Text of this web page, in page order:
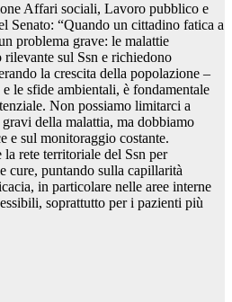
Affari sociali, Lavoro pubblico e
Senato: “Quando un cittadino fatica a
problema grave: le malattie
sul Ssn e richiedono
la crescita della popolazione –
le sfide ambientali, è fondamentale
Non possiamo limitarci a
della malattia, ma dobbiamo
e sul monitoraggio costante.
rete territoriale del Ssn per
cure, puntando sulla capillarità
in particolare nelle aree interne
soprattutto per i pazienti più